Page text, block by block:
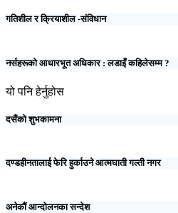
गतिशील र क्रियाशील -संविधान
नर्सहरूको आधारभूत अधिकार : लडाइँ कहिलेसम्म ?
यो पनि हेर्नुहोस
दसैंको शुभकामना
दण्डहीनतालाई फेरि हुर्काउने आत्मघाती गल्ती नगर
अनेकौं आन्दोलनका सन्देश